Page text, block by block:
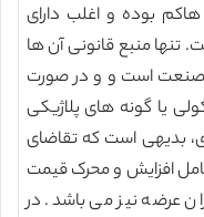
بوده و اغلب دارای
منبع قانونی آن ها
است و و در صورت
یا گونه های پلاژیکی
بدیهی است که تقاضای
افزایش و محرک قیمت
عرضه نیز می باشد. در